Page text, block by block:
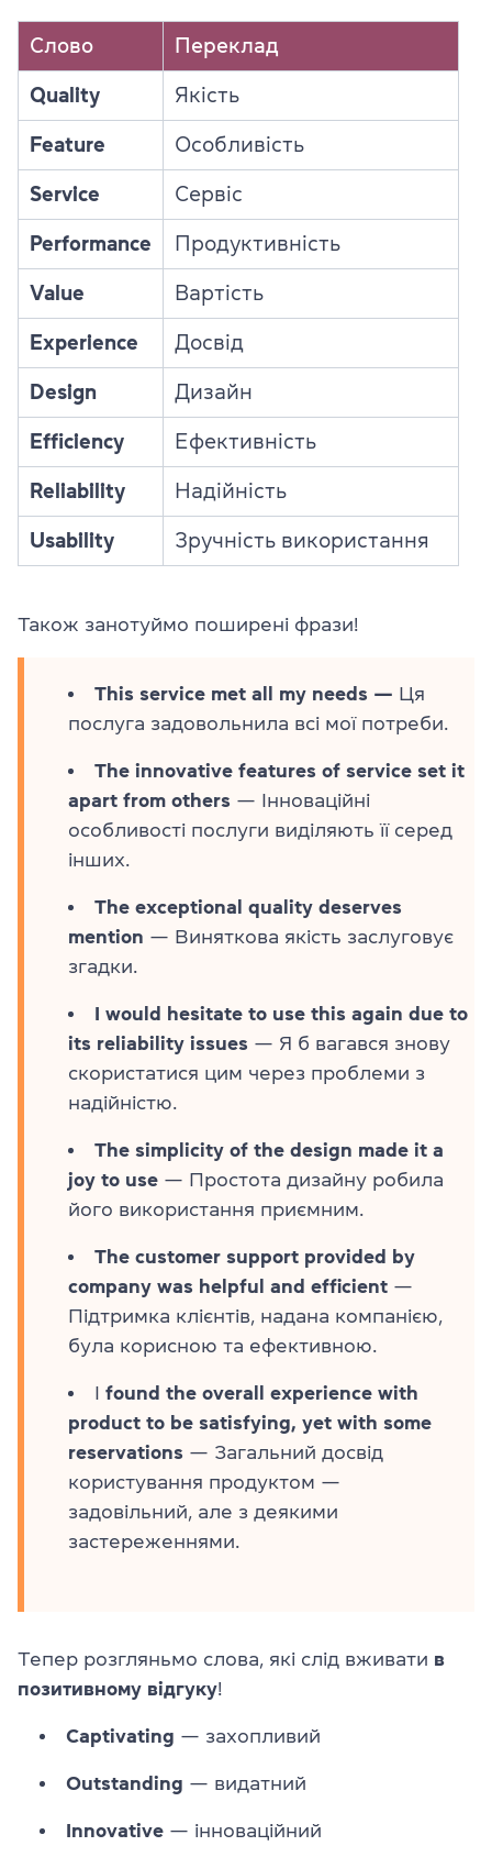
Слово Переклад
Quality Якість
Feature Особливість
Service Сервіс
Performance Продуктивність
Value Вартість
Experience Досвід
Design Дизайн
Efficiency Ефективність
Reliability Надійність
Usability Зручність використання
Також занотуймо поширені фрази!
This service met all my needs — Ця
послуга задовольнила всі мої потреби.
The innovative features of service set it
apart from others — Інноваційні
особливості послуги виділяють її серед
інших.
The exceptional quality deserves
mention — Виняткова якість заслуговує
згадки.
I would hesitate to use this again due to
its reliability issues — Я б вагався знову
скористатися цим через проблеми з
надійністю.
The simplicity of the design made it a
joy to use — Простота дизайну робила
його використання приємним.
The customer support provided by
company was helpful and efficient —
Підтримка клієнтів, надана компанією,
була корисною та ефективною.
I found the overall experience with
product to be satisfying, yet with some
reservations — Загальний досвід
користування продуктом —
задовільний, але з деякими
застереженнями.
Тепер розгляньмо слова, які слід вживати в
позитивному відгуку!
Captivating — захопливий
Outstanding — видатний
Innovative — інноваційний